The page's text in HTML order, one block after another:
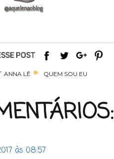
ANNA LÊ QUEM SOU EU
às 08:57